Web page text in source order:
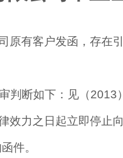
原有客户发函，存
断如下：见（2013
力之日起立即停止
件。